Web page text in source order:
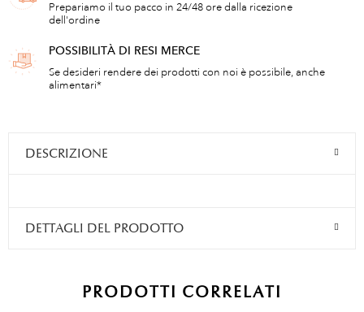
Prepariamo il tuo pacco in 24/48 ore dalla ricezione
dell'ordine
POSSIBILITÀ DI RESI MERCE
Se desideri rendere dei prodotti con noi è possibile, anche
alimentari*
DESCRIZIONE
DETTAGLI DEL PRODOTTO
PRODOTTI CORRELATI